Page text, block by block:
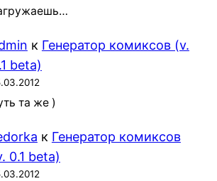
к Генератор комиксов (v.
beta)
та же )
к Генератор комиксов
0.1 beta)